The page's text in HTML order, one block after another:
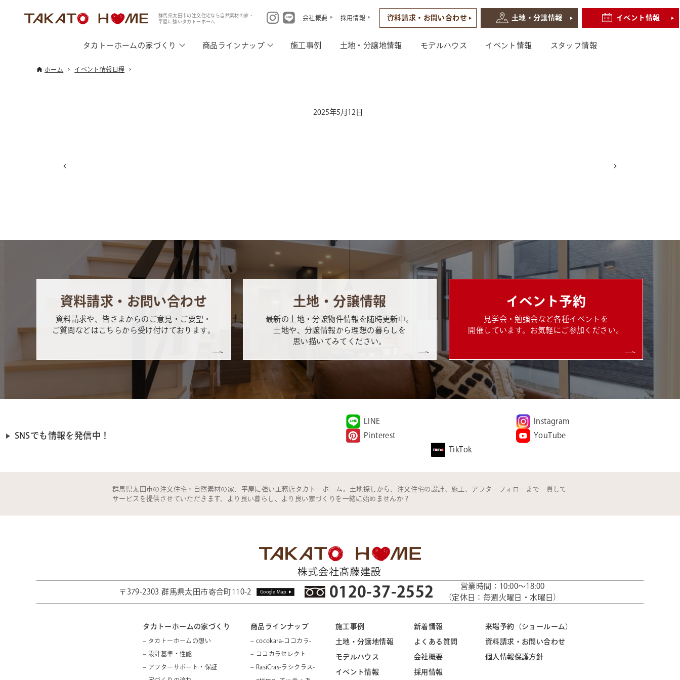
群馬県太田市の注文住宅なら自然素材の家・
平屋に強いタカトーホーム
会社概要 採用情報 資料請求・お問い合わせ 土地・分譲情報 イベント情報
タカトーホームの家づくり 商品ラインナップ 施工事例 土地・分譲地情報 モデルハウス イベント情報 スタッフ情報
ホーム イベント情報日程
2025年5月12日
資料請求・お問い合わせ
資料請求や、皆さまからのご意見・ご要望・
ご質問などはこちらから受け付けております。
土地・分譲情報
最新の土地・分譲物件情報を随時更新中。
土地や、分譲情報から理想の暮らしを
思い描いてみてください。
イベント予約
見学会・勉強会など各種イベントを
開催しています。お気軽にご参加ください。
SNSでも情報を発信中！
LINE
Instagram
Pinterest
YouTube
TikTok
群馬県太田市の注文住宅・自然素材の家、平屋に強い工務店タカトーホーム。土地探しから、注文住宅の設計、施工、アフターフォローまで一貫して
サービスを提供させていただきます。より良い暮らし、より良い家づくりを一緒に始めませんか？
〒379-2303 群馬県太田市寄合町110-2 Google Map 0120-37-2552
営業時間：10:00～18:00
（定休日：毎週火曜日・水曜日）
タカトーホームの家づくり
– タカトーホームの想い
– 設計基準・性能
– アフターサポート・保証
商品ラインナップ
– cocokara-ココカラ-
– ココカラセレクト
– RasiCras-ラシクラス-
施工事例
土地・分譲地情報
モデルハウス
イベント情報
新着情報
よくある質問
会社概要
採用情報
来場予約（ショールーム）
資料請求・お問い合わせ
個人情報保護方針